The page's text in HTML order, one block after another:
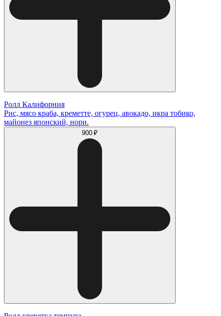
Ролл Калифорния
Рис, мясо краба, креметте, огурец, авокадо, икра тобико,
майонез японский, нори.
900 ₽